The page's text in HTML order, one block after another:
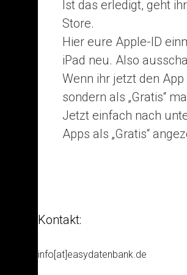
Ist das erledigt, geht
Store.
Hier eure Apple-ID
iPad neu. Also
Wenn ihr jetzt den
sondern als „Gratis“
Jetzt einfach nach
Apps als „Gratis“
Kontakt:
info[at]easydatenbank.de